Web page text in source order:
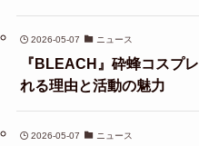
2026-05-07 ニュース
『BLEACH』砕蜂コスプ
れる理由と活動の魅力
2026-05-07 ニュース